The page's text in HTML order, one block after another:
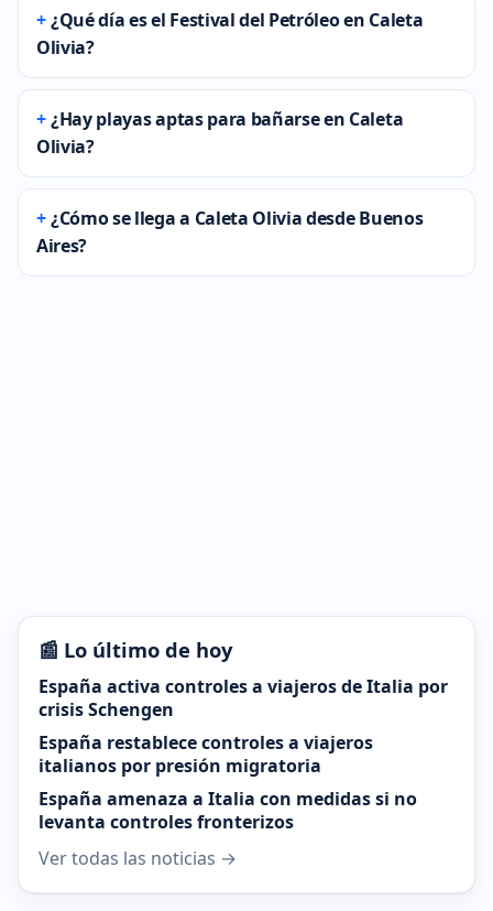
¿Qué día es el Festival del Petróleo en Caleta
Olivia?
¿Hay playas aptas para bañarse en Caleta
Olivia?
¿Cómo se llega a Caleta Olivia desde Buenos
Aires?
📰 Lo último de hoy
España activa controles a viajeros de Italia por
crisis Schengen
España restablece controles a viajeros
italianos por presión migratoria
España amenaza a Italia con medidas si no
levanta controles fronterizos
Ver todas las noticias →